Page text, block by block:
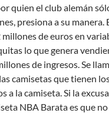
quien el club alemán
presiona a su manera.
de euros en
lo que genera
de ingresos. Se
camisetas que tienen
a la camiseta. Si la
NBA Barata es que